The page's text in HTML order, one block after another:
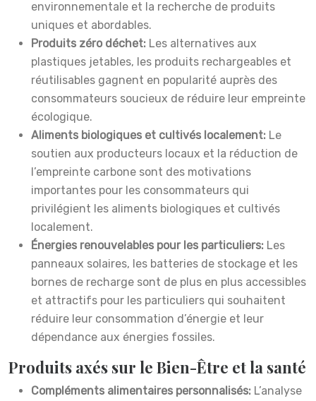
environnementale et la recherche de produits
uniques et abordables.
Produits zéro déchet: Les alternatives aux
plastiques jetables, les produits rechargeables et
réutilisables gagnent en popularité auprès des
consommateurs soucieux de réduire leur empreinte
écologique.
Aliments biologiques et cultivés localement: Le
soutien aux producteurs locaux et la réduction de
l’empreinte carbone sont des motivations
importantes pour les consommateurs qui
privilégient les aliments biologiques et cultivés
localement.
Énergies renouvelables pour les particuliers: Les
panneaux solaires, les batteries de stockage et les
bornes de recharge sont de plus en plus accessibles
et attractifs pour les particuliers qui souhaitent
réduire leur consommation d’énergie et leur
dépendance aux énergies fossiles.
Produits axés sur le Bien-Être et la santé
Compléments alimentaires personnalisés: L’analyse